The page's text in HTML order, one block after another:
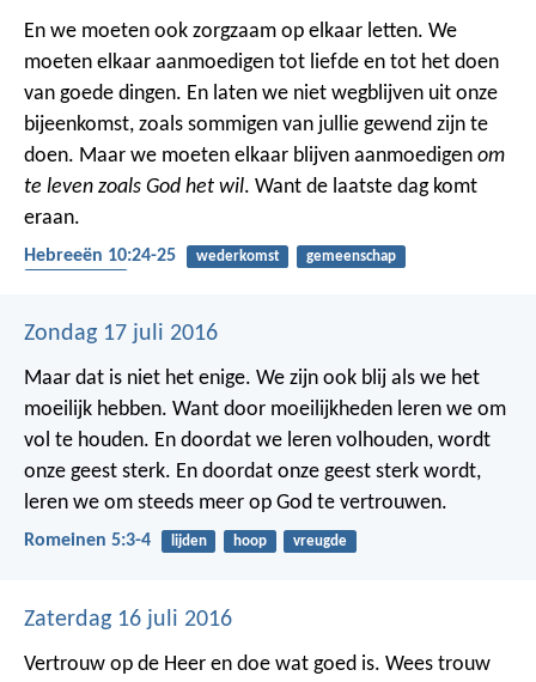
En we moeten ook zorgzaam op elkaar letten. We
moeten elkaar aanmoedigen tot liefde en tot het doen
van goede dingen. En laten we niet wegblijven uit onze
bijeenkomst, zoals sommigen van jullie gewend zijn te
doen. Maar we moeten elkaar blijven aanmoedigen om
te leven zoals God het wil. Want de laatste dag komt
eraan.
Hebreeën 10:24-25 wederkomst
gemeenschap
Zondag 17 juli 2016
Maar dat is niet het enige. We zijn ook blij als we het
moeilijk hebben. Want door moeilijkheden leren we om
vol te houden. En doordat we leren volhouden, wordt
onze geest sterk. En doordat onze geest sterk wordt,
leren we om steeds meer op God te vertrouwen.
Romeinen 5:3-4 lijden hoop vreugde
Zaterdag 16 juli 2016
Vertrouw op de Heer en doe wat goed is. Wees trouw